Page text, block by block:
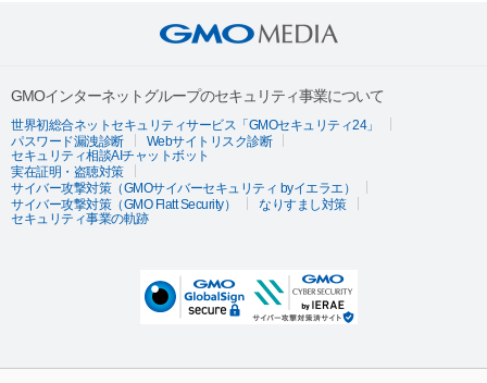
GMOインターネットグループのセキュリティ事業について
世界初総合ネットセキュリティサービス「GMOセキュリティ24」
パスワード漏洩診断
Webサイトリスク診断
セキュリティ相談AIチャットボット
実在証明・盗聴対策
サイバー攻撃対策（GMOサイバーセキュリティ byイエラエ）
サイバー攻撃対策（GMO Flatt Security）
なりすまし対策
セキュリティ事業の軌跡